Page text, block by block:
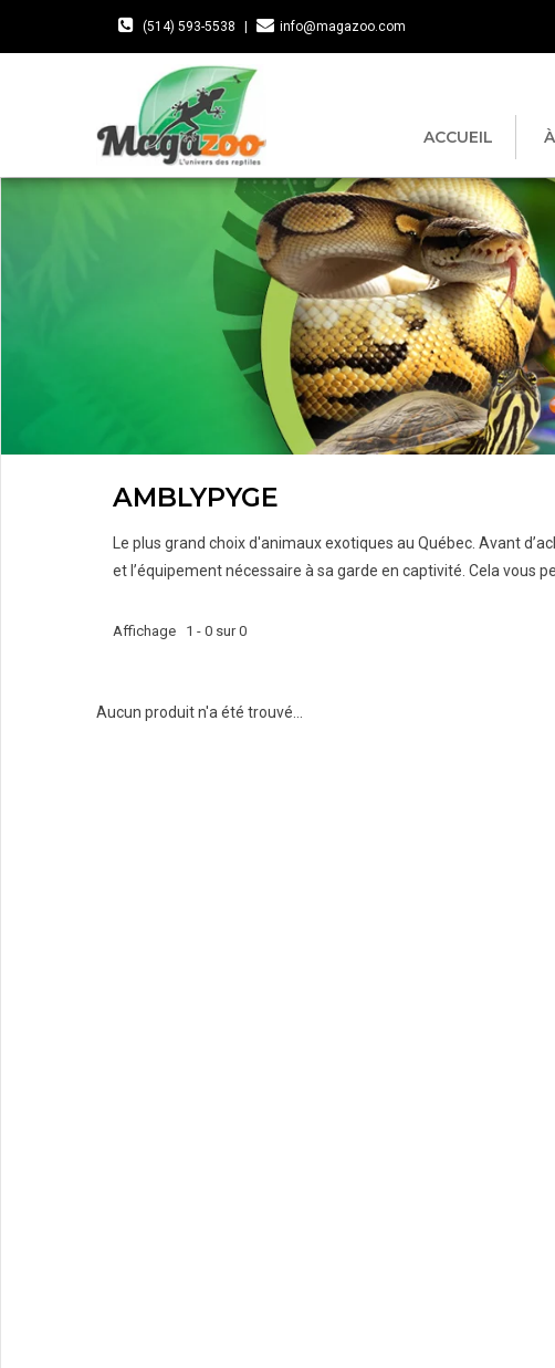
(514) 593-5538 info@magazoo.com
ACCUEIL
AMBLYPYGE
Le plus grand choix d'animaux exotiques au Québec. Avant
et l’équipement nécessaire à sa garde en captivité. Cela vous
Affichage 1 - 0 sur 0
Aucun produit n'a été trouvé...